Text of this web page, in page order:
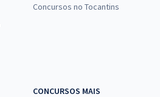
Concursos no Tocantins
CONCURSOS MAIS